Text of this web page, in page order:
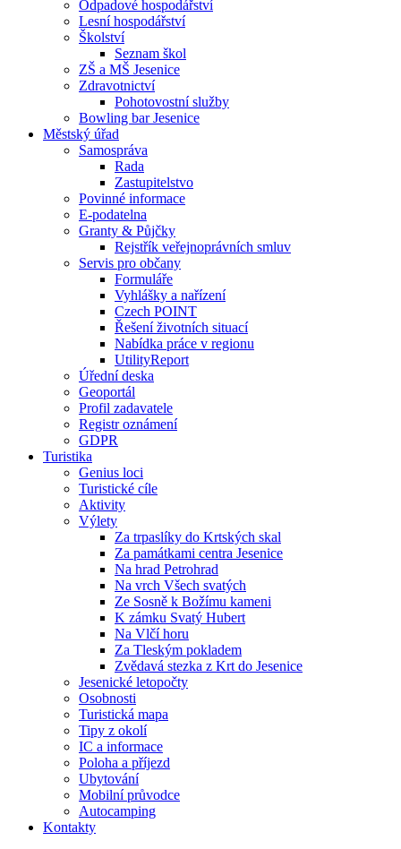
Odpadové hospodářství
Lesní hospodářství
Školství
Seznam škol
ZŠ a MŠ Jesenice
Zdravotnictví
Pohotovostní služby
Bowling bar Jesenice
Městský úřad
Samospráva
Rada
Zastupitelstvo
Povinné informace
E-podatelna
Granty & Půjčky
Rejstřík veřejnoprávních smluv
Servis pro občany
Formuláře
Vyhlášky a nařízení
Czech POINT
Řešení životních situací
Nabídka práce v regionu
UtilityReport
Úřední deska
Geoportál
Profil zadavatele
Registr oznámení
GDPR
Turistika
Genius loci
Turistické cíle
Aktivity
Výlety
Za trpaslíky do Krtských skal
Za památkami centra Jesenice
Na hrad Petrohrad
Na vrch Všech svatých
Ze Sosně k Božímu kameni
K zámku Svatý Hubert
Na Vlčí horu
Za Tleským pokladem
Zvědavá stezka z Krt do Jesenice
Jesenické letopočty
Osobnosti
Turistická mapa
Tipy z okolí
IC a informace
Poloha a příjezd
Ubytování
Mobilní průvodce
Autocamping
Kontakty